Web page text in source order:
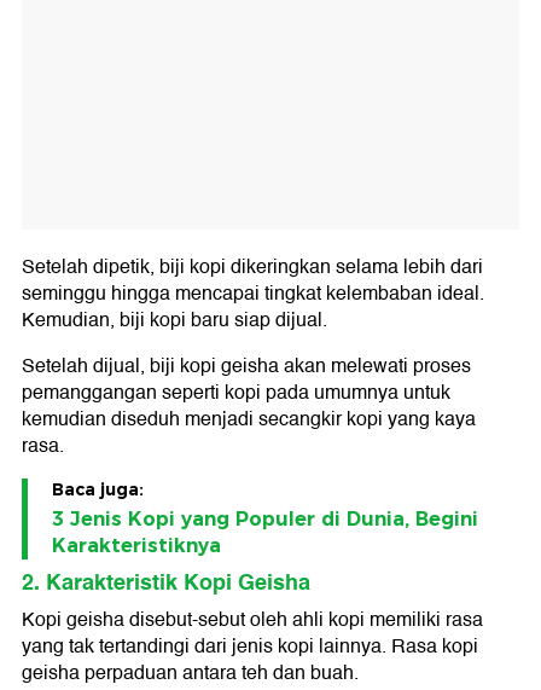
Setelah dipetik, biji kopi dikeringkan selama lebih dari
seminggu hingga mencapai tingkat kelembaban ideal.
Kemudian, biji kopi baru siap dijual.
Setelah dijual, biji kopi geisha akan melewati proses
pemanggangan seperti kopi pada umumnya untuk
kemudian diseduh menjadi secangkir kopi yang kaya
rasa.
Baca juga:
3 Jenis Kopi yang Populer di Dunia, Begini
Karakteristiknya
2. Karakteristik Kopi Geisha
Kopi geisha disebut-sebut oleh ahli kopi memiliki rasa
yang tak tertandingi dari jenis kopi lainnya. Rasa kopi
geisha perpaduan antara teh dan buah.